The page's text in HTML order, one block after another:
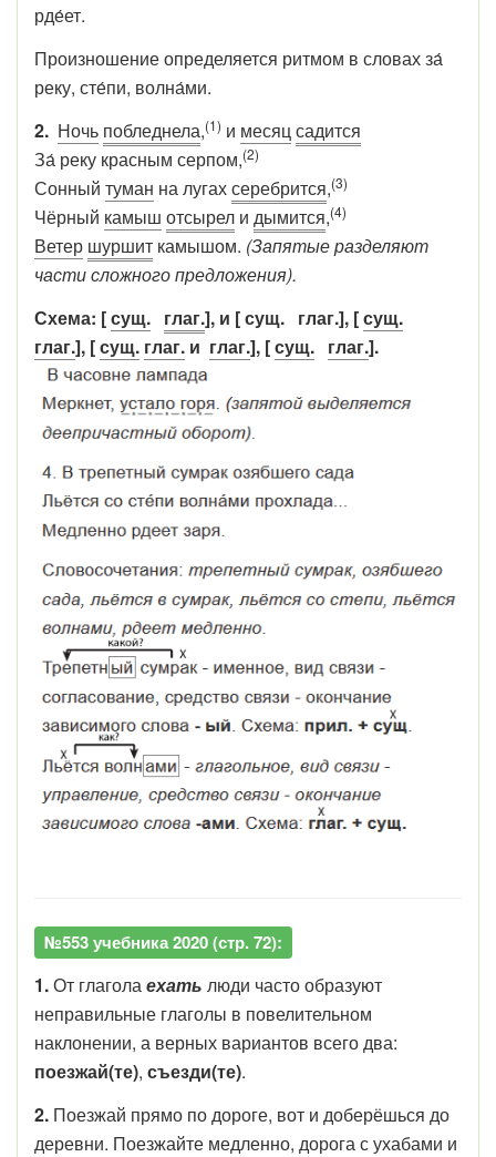
рде́ет.
Произношение определяется ритмом в словах за́
реку, сте́пи, волна́ми.
2. Ночь побледнела,(1) и месяцсадится
За́ реку красным серпом,(2)
Сонный туман на лугахсеребрится,(3)
Чёрный камыш отсырел и дымится,(4)
Ветер шуршит камышом. (Запятые разделяют
части сложного предложения).
Схема: [сущ. глаг.], и [ сущ. глаг.], [сущ.
глаг.], [сущ. глаг. и глаг.], [сущ. глаг.].
№553 учебника 2020 (стр. 72):
1.От глаголаехать люди часто образуют
неправильные глаголы в повелительном
наклонении, а верных вариантов всего два:
поезжай(те), съезди(те).
2. Поезжай прямо по дороге, вот и доберёшься до
деревни. Поезжайте медленно, дорога с ухабами и